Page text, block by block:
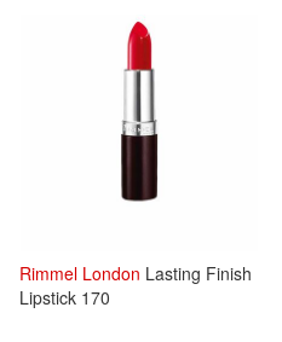
Rimmel London Lasting Finish
Lipstick 170